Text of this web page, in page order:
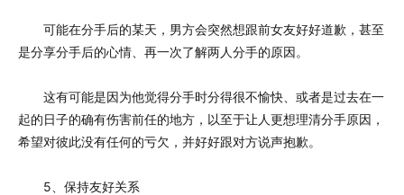
可能在分手后的某天，男方会突然想跟前女友好好道歉，甚至
是分享分手后的心情、再一次了解两人分手的原因。
这有可能是因为他觉得分手时分得很不愉快、或者是过去在一
起的日子的确有伤害前任的地方，以至于让人更想理清分手原因，
希望对彼此没有任何的亏欠，并好好跟对方说声抱歉。
5、保持友好关系